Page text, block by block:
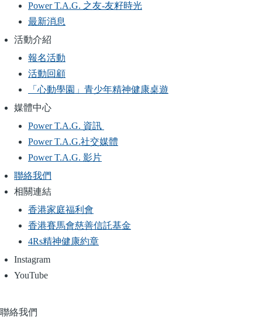
Power T.A.G. 之友-友籽時光
最新消息
活動介紹
報名活動
活動回顧
「心動學園」青少年精神健康桌遊
媒體中心
Power T.A.G. 資訊
Power T.A.G.社交媒體
Power T.A.G. 影片
聯絡我們
相關連結
香港家庭福利會
香港賽馬會慈善信託基金
4Rs精神健康約章
Instagram
YouTube
聯絡我們